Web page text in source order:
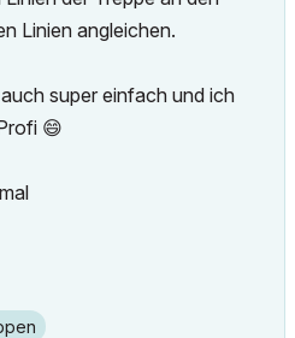
Linien angleichen.
super einfach und ich
😄